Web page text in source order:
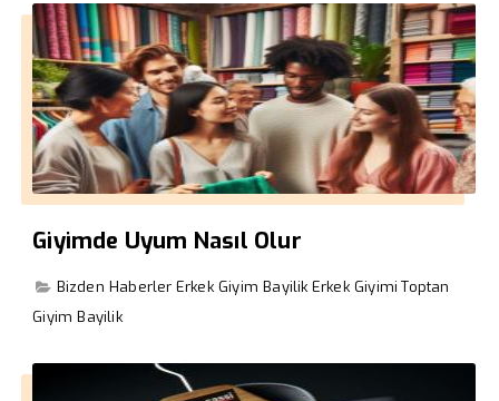
Giyimde Uyum Nasıl Olur
Bizden Haberler Erkek Giyim Bayilik Erkek Giyimi Toptan
Giyim Bayilik